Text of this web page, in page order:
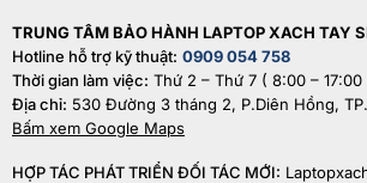
TRUNG TÂM BẢO HÀNH LAPTOP XACH TAY
Hotline hỗ trợ kỹ thuật: 0909 054 758
Thời gian làm việc: Thứ 2 – Thứ 7 ( 8:00 – 17:00
Địa chỉ: 530 Đường 3 tháng 2, P.Diên Hồng,
Bấm xem Google Maps
HỢP TÁC PHÁT TRIỂN ĐỐI TÁC MỚI: